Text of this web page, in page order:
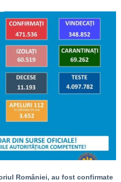
României, au fost confirmate